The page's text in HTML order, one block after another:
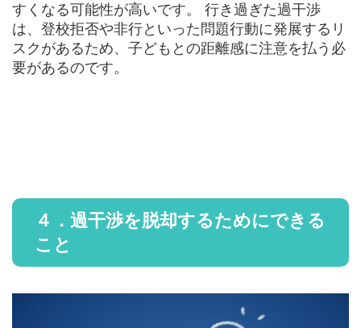
すくなる可能性が高いです。 行き過ぎた過干渉
は、登校拒否や非行といった問題行動に発展するリ
スクがあるため、子どもとの距離感に注意を払う必
要があるのです。
４．過干渉を脱却するためにできる
こと